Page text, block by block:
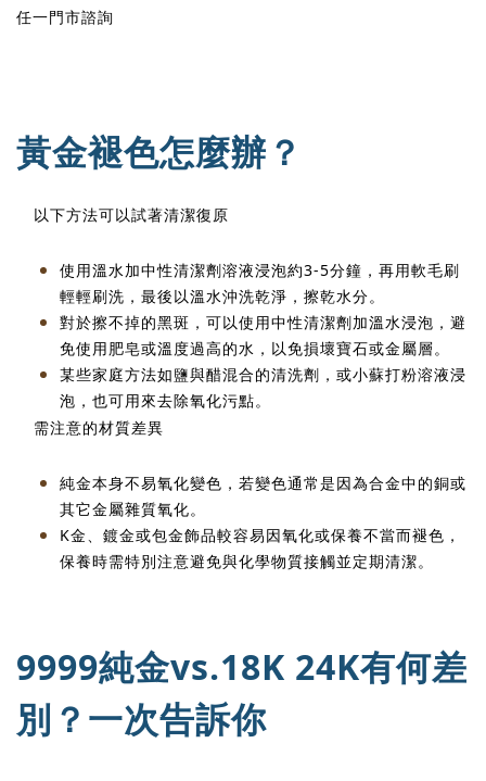
任一門市諮詢
黃金褪色怎麼辦？
以下方法可以試著清潔復原
使用溫水加中性清潔劑溶液浸泡約3-5分鐘，再用軟毛刷
輕輕刷洗，最後以溫水沖洗乾淨，擦乾水分。
對於擦不掉的黑斑，可以使用中性清潔劑加溫水浸泡，避
免使用肥皂或溫度過高的水，以免損壞寶石或金屬層。
某些家庭方法如鹽與醋混合的清洗劑，或小蘇打粉溶液浸
泡，也可用來去除氧化污點。
需注意的材質差異
純金本身不易氧化變色，若變色通常是因為合金中的銅或
其它金屬雜質氧化。
K金、鍍金或包金飾品較容易因氧化或保養不當而褪色，
保養時需特別注意避免與化學物質接觸並定期清潔。
9999純金vs.18K 24K有何差
別？一次告訴你